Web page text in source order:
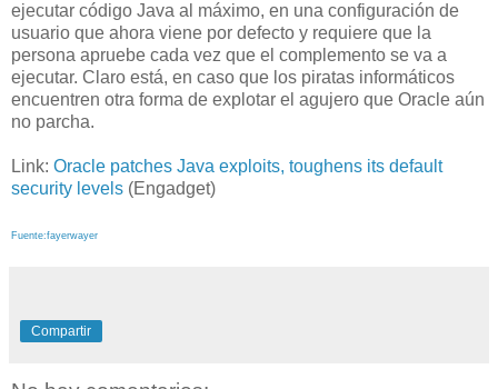
ejecutar código Java al máximo, en una configuración de
usuario que ahora viene por defecto y requiere que la
persona apruebe cada vez que el complemento se va a
ejecutar. Claro está, en caso que los piratas informáticos
encuentren otra forma de explotar el agujero que Oracle aún
no parcha.
Link: Oracle patches Java exploits, toughens its default
security levels (Engadget)
Fuente:fayerwayer
Compartir